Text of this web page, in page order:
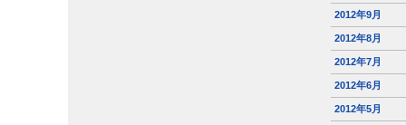
2012年9月
2012年8月
2012年7月
2012年6月
2012年5月